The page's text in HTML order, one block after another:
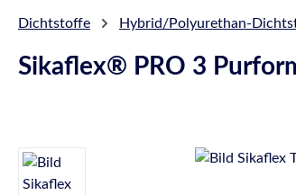
Dichtstoffe Hybrid/Polyurethan-
Sikaflex® PRO 3
Bildergalerie überspringen